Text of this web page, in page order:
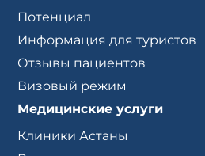
Потенциал
Информация для туристов
Отзывы пациентов
Визовый режим
Медицинские услуги
Клиники Астаны